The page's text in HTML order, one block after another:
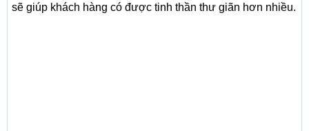
sẽ giúp khách hàng có được tinh thần thư giãn hơn nhiều.